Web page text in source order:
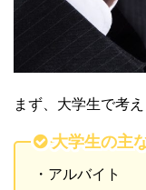
まず、大学生で考
大学生の主
・アルバイト